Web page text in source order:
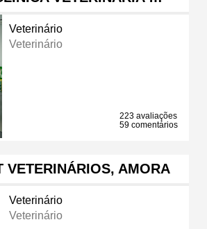
Veterinário
Veterinário
223 avaliações
59 comentários
VETERINÁRIOS, AMORA
Veterinário
Veterinário